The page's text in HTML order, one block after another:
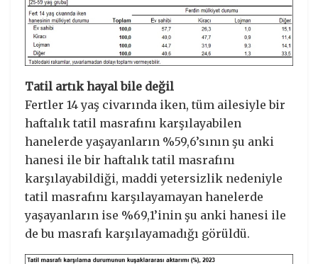
Tatil artık hayal bile değil
Fertler 14 yaş civarında iken, tüm ailesiyle bir
haftalık tatil masrafını karşılayabilen
hanelerde yaşayanların %59,6’sının şu anki
hanesi ile bir haftalık tatil masrafını
karşılayabildiği, maddi yetersizlik nedeniyle
tatil masrafını karşılayamayan hanelerde
yaşayanların ise %69,1’inin şu anki hanesi ile
de bu masrafı karşılayamadığı görüldü.